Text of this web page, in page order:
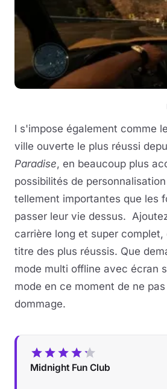
l s'impose également comme
ville ouverte le plus réussi
Paradise, en beaucoup plus
possibilités de
tellement importantes que les
passer leur vie dessus.
carrière long et super
titre des plus réussis. Que
mode multi offline avec écran
mode en ce moment de ne
dommage.
Midnight Fun Club